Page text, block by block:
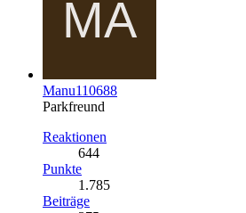
Manu110688
Parkfreund
Reaktionen
644
Punkte
1.785
Beiträge